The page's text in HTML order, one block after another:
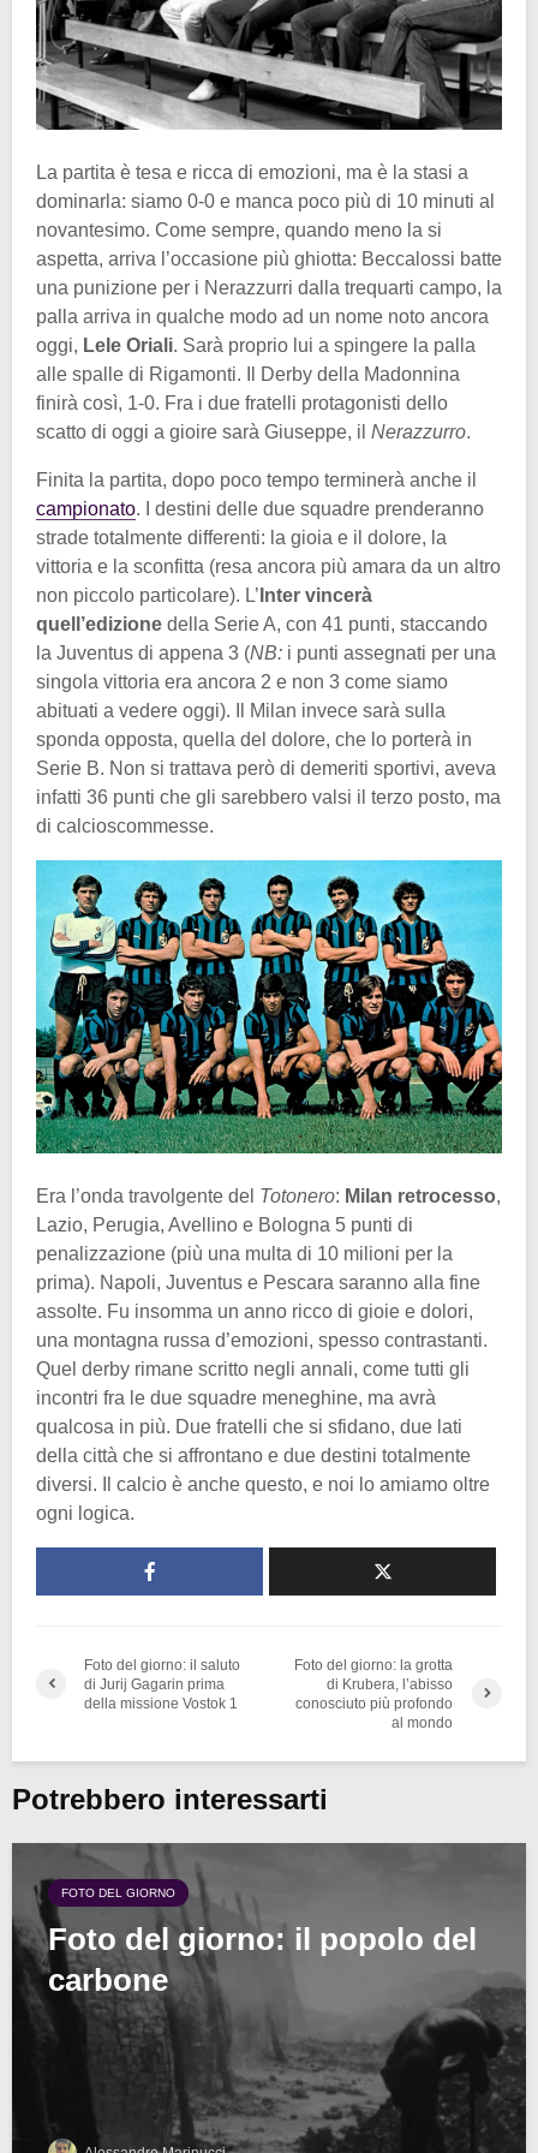
La partita è tesa e ricca di emozioni, ma è la stasi a
dominarla: siamo 0-0 e manca poco più di 10 minuti al
novantesimo. Come sempre, quando meno la si
aspetta, arriva l’occasione più ghiotta: Beccalossi batte
una punizione per i Nerazzurri dalla trequarti campo, la
palla arriva in qualche modo ad un nome noto ancora
oggi, Lele Oriali. Sarà proprio lui a spingere la palla
alle spalle di Rigamonti. Il Derby della Madonnina
finirà così, 1-0. Fra i due fratelli protagonisti dello
scatto di oggi a gioire sarà Giuseppe, il Nerazzurro.
Finita la partita, dopo poco tempo terminerà anche il
campionato. I destini delle due squadre prenderanno
strade totalmente differenti: la gioia e il dolore, la
vittoria e la sconfitta (resa ancora più amara da un altro
non piccolo particolare). L’ Inter vincerà
quell’edizione della Serie A, con 41 punti, staccando
la Juventus di appena 3 (NB: i punti assegnati per una
singola vittoria era ancora 2 e non 3 come siamo
abituati a vedere oggi). Il Milan invece sarà sulla
sponda opposta, quella del dolore, che lo porterà in
Serie B. Non si trattava però di demeriti sportivi, aveva
infatti 36 punti che gli sarebbero valsi il terzo posto, ma
di calcioscommesse.
Era l’onda travolgente del Totonero: Milan retrocesso,
Lazio, Perugia, Avellino e Bologna 5 punti di
penalizzazione (più una multa di 10 milioni per la
prima). Napoli, Juventus e Pescara saranno alla fine
assolte. Fu insomma un anno ricco di gioie e dolori,
una montagna russa d’emozioni, spesso contrastanti.
Quel derby rimane scritto negli annali, come tutti gli
incontri fra le due squadre meneghine, ma avrà
qualcosa in più. Due fratelli che si sfidano, due lati
della città che si affrontano e due destini totalmente
diversi. Il calcio è anche questo, e noi lo amiamo oltre
ogni logica.
Foto del giorno: il saluto
di Jurij Gagarin prima
della missione Vostok 1
Foto del giorno: la grotta
di Krubera, l’abisso
conosciuto più profondo
al mondo
Potrebbero interessarti
FOTO DEL GIORNO
Foto del giorno: il popolo del
carbone